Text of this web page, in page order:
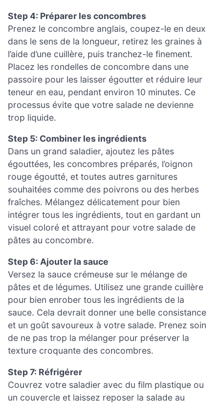
Step 4: Préparer les concombres
Prenez le concombre anglais, coupez-le en deux
dans le sens de la longueur, retirez les graines à
l’aide d’une cuillère, puis tranchez-le finement.
Placez les rondelles de concombre dans une
passoire pour les laisser égoutter et réduire leur
teneur en eau, pendant environ 10 minutes. Ce
processus évite que votre salade ne devienne
trop liquide.
Step 5: Combiner les ingrédients
Dans un grand saladier, ajoutez les pâtes
égouttées, les concombres préparés, l’oignon
rouge égoutté, et toutes autres garnitures
souhaitées comme des poivrons ou des herbes
fraîches. Mélangez délicatement pour bien
intégrer tous les ingrédients, tout en gardant un
visuel coloré et attrayant pour votre salade de
pâtes au concombre.
Step 6: Ajouter la sauce
Versez la sauce crémeuse sur le mélange de
pâtes et de légumes. Utilisez une grande cuillère
pour bien enrober tous les ingrédients de la
sauce. Cela devrait donner une belle consistance
et un goût savoureux à votre salade. Prenez soin
de ne pas trop la mélanger pour préserver la
texture croquante des concombres.
Step 7: Réfrigérer
Couvrez votre saladier avec du film plastique ou
un couvercle et laissez reposer la salade au